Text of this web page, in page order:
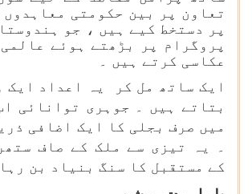
تعاون پر بین حکومتی
پر دستخط کیے ہیں ، جو
پروگرام پر بڑھتے ہوئے
عکاسی کرتے ہیں ۔
ایک ساتھ مل کر یہ اعداد ایک
بتاتے ہیں ۔ جوہری توانائی
میں صرف بجلی کا ایک اضافی
۔ یہ تیزی سے ملک کے صاف
کے مستقبل کا سنگ بنیاد بن رہا